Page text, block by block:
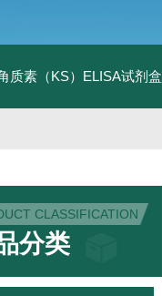
质素（KS）ELISA试剂盒
CLASSIFICATION
分类